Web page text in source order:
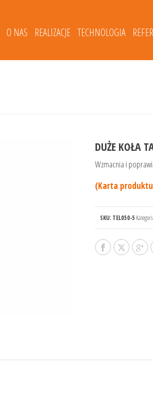
O NAS REALIZACJE TECHNOLOGIA
DUŻE KOŁA
Wzmacnia i
(Karta
SKU: TEL050-5